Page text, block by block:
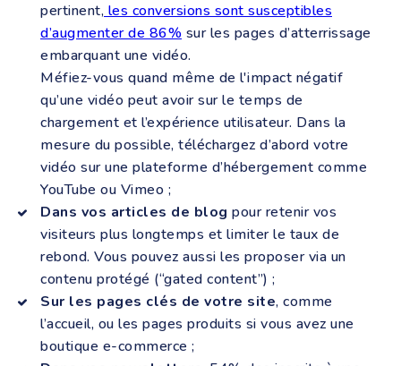
pertinent, les conversions sont susceptibles
d’augmenter de 86% sur les pages d’atterrissage
embarquant une vidéo.
Méfiez-vous quand même de l'impact négatif
qu’une vidéo peut avoir sur le temps de
chargement et l’expérience utilisateur. Dans la
mesure du possible, téléchargez d’abord votre
vidéo sur une plateforme d’hébergement comme
YouTube ou Vimeo ;
Dans vos articles de blog pour retenir vos
visiteurs plus longtemps et limiter le taux de
rebond. Vous pouvez aussi les proposer via un
contenu protégé (“gated content”) ;
Sur les pages clés de votre site, comme
l’accueil, ou les pages produits si vous avez une
boutique e-commerce ;